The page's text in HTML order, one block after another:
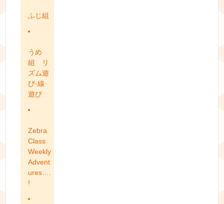
ふじ組
うめ
組 リ
ズム遊
び·線
遊び
Zebra
Class
Weekly
Advent
ures….
!